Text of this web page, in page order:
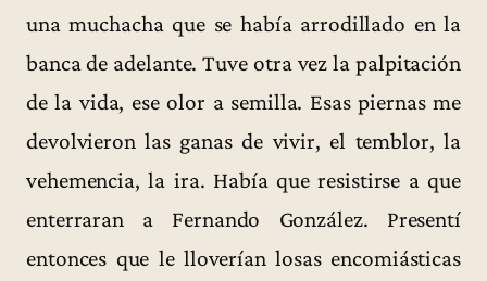
una muchacha que se había arrodillado en la
banca de adelante. Tuve otra vez la palpitación
de la vida, ese olor a semilla. Esas piernas me
devolvieron las ganas de vivir, el temblor, la
vehemencia, la ira. Había que resistirse a que
enterraran a Fernando González. Presentí
entonces que le lloverían losas encomiásticas